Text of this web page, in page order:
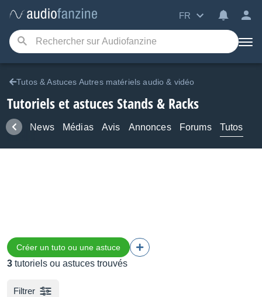
FR
Tutos & Astuces Autres matériels audio & vidéo
Tutoriels et astuces Stands & Racks
News Médias Avis Annonces Forums Tutos
Créer un tuto ou une astuce
3 tutoriels ou astuces trouvés
Filtrer